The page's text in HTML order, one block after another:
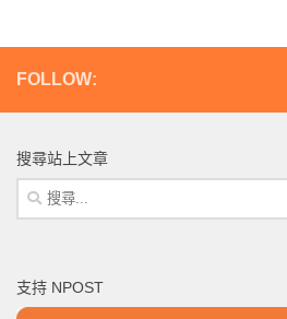
FOLLOW:
搜尋站上文章
搜
尋
字:
支持 NPOST